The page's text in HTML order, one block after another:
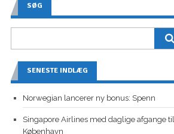
SØG
SENESTE INDLÆG
Norwegian lancerer ny bonus: Spenn
Singapore Airlines med daglige afgange til
København